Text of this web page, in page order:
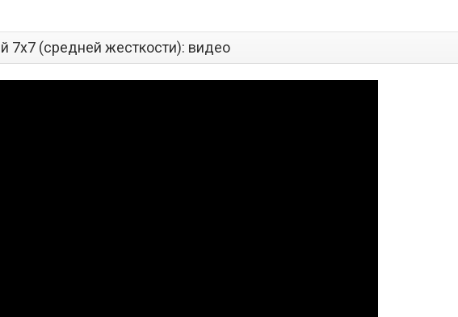
7х7 (средней жесткости): видео